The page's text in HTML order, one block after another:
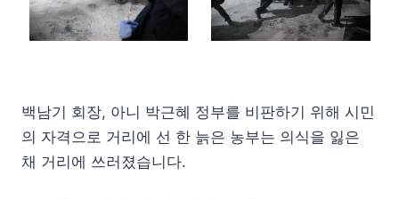
백남기 회장, 아니 박근혜 정부를 비판하기 위해 시민
의 자격으로 거리에 선 한 늙은 농부는 의식을 잃은
채 거리에 쓰러졌습니다.